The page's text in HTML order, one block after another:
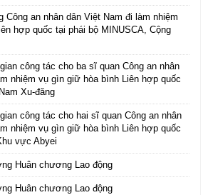
an nhân dân Việt Nam đi làm nhiệm
hợp quốc tại phái bộ MINUSCA, Cộng
công tác cho ba sĩ quan Công an nhân
nhiệm vụ gìn giữ hòa bình Liên hợp quốc
Xu-đăng
công tác cho hai sĩ quan Công an nhân
nhiệm vụ gìn giữ hòa bình Liên hợp quốc
vực Abyei
Huân chương Lao động
Huân chương Lao động